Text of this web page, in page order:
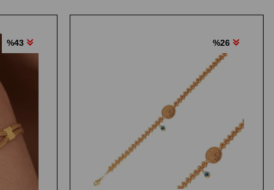
%43 %26